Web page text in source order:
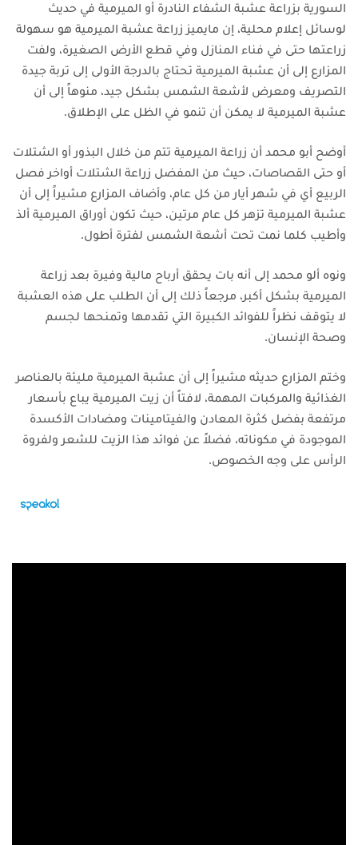
السورية بزراعة عشبة الشفاء النادرة أو الميرمية في حديث
لوسائل إعلام محلية، إن مايميز زراعة عشبة الميرمية هو سهولة
زراعتها حتى في فناء المنازل وفي قطع الأرض الصغيرة، ولفت
المزارع إلى أن عشبة الميرمية تحتاج بالدرجة الأولى إلى تربة جيدة
التصريف ومعرض لأشعة الشمس بشكل جيد، منوهاً إلى أن
عشبة الميرمية لا يمكن أن تنمو في الظل على الإطلاق.
أوضح أبو محمد أن زراعة الميرمية تتم من خلال البذور أو الشتلات
أو حتى القصاصات، حيث من المفضل زراعة الشتلات أواخر فصل
الربيع أي في شهر أيار من كل عام، وأضاف المزارع مشيراً إلى أن
عشبة الميرمية تزهر كل عام مرتين، حيث تكون أوراق الميرمية ألذ
وأطيب كلما نمت تحت أشعة الشمس لفترة أطول.
ونوه ألو محمد إلى أنه بات يحقق أرباح مالية وفيرة بعد زراعة
الميرمية بشكل أكبر، مرجعاً ذلك إلى أن الطلب على هذه العشبة
لا يتوقف نظراً للفوائد الكبيرة التي تقدمها وتمنحها لجسم
وصحة الإنسان.
وختم المزارع حديثه مشيراً إلى أن عشبة الميرمية مليئة بالعناصر
الغذائية والمركبات المهمة، لافتاً أن زيت الميرمية يباع بأسعار
مرتفعة بفضل كثرة المعادن والفيتامينات ومضادات الأكسدة
الموجودة في مكوناته، فضلاً عن فوائد هذا الزيت للشعر ولفروة
الرأس على وجه الخصوص.